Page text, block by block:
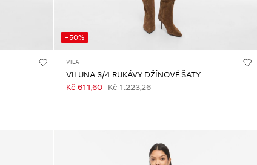
-50%
VILA
VILUNA 3/4 RUKÁVY DŽÍNOVÉ ŠATY
Kč 611,60 Kč 1.223,26